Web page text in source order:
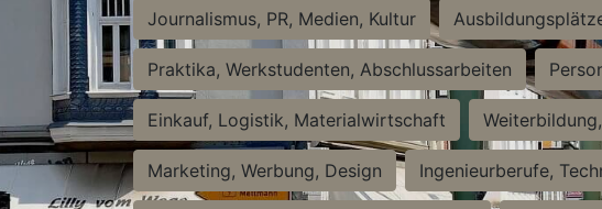
Journalismus, PR, Medien, Kultur
Praktika, Werkstudenten, Abschlussarbeiten
Einkauf, Logistik, Materialwirtschaft
Marketing, Werbung, Design Ingenieurberufe,